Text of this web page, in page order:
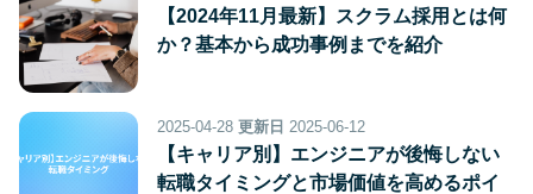
【2024年11月最新】スクラム採用とは何
か？基本から成功事例までを紹介
2025-04-28 更新日 2025-06-12
【キャリア別】エンジニアが後悔しない
転職タイミングと市場価値を高めるポイ